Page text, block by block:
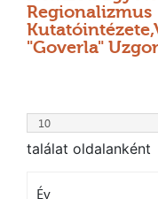
Regionalizmus
"Goverla"
találat oldalanként
Év